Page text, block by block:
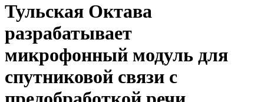
Тульская Октава
разрабатывает
микрофонный модуль для
спутниковой связи с